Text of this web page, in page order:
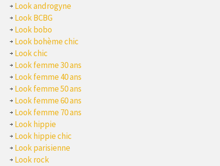
Look androgyne
Look BCBG
Look bobo
Look bohème chic
Look chic
Look femme 30 ans
Look femme 40 ans
Look femme 50 ans
Look femme 60 ans
Look femme 70 ans
Look hippie
Look hippie chic
Look parisienne
Look rock